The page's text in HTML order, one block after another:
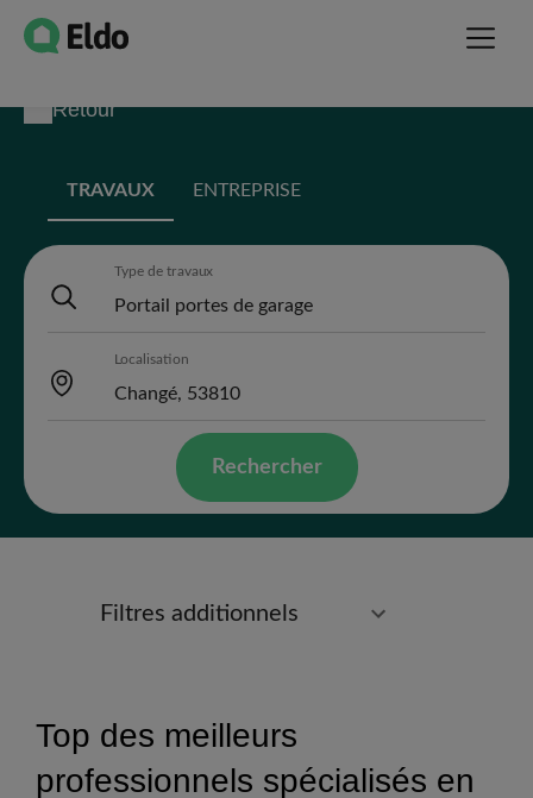
Retour
TRAVAUX ENTREPRISE
Type de travaux
Localisation
Rechercher
Filtres additionnels
Top des meilleurs
professionnels spécialisés en